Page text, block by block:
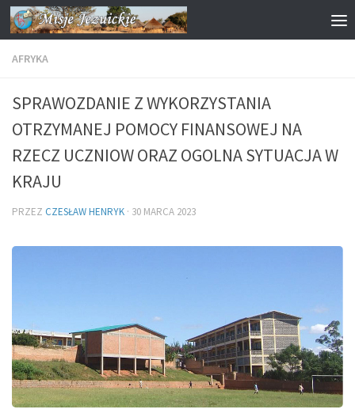
Przejdź do treści
AFRYKA
SPRAWOZDANIE Z WYKORZYSTANIA
OTRZYMANEJ POMOCY FINANSOWEJ NA
RZECZ UCZNIOW ORAZ OGOLNA SYTUACJA W
KRAJU
PRZEZ CZESŁAW HENRYK · 30 MARCA 2023